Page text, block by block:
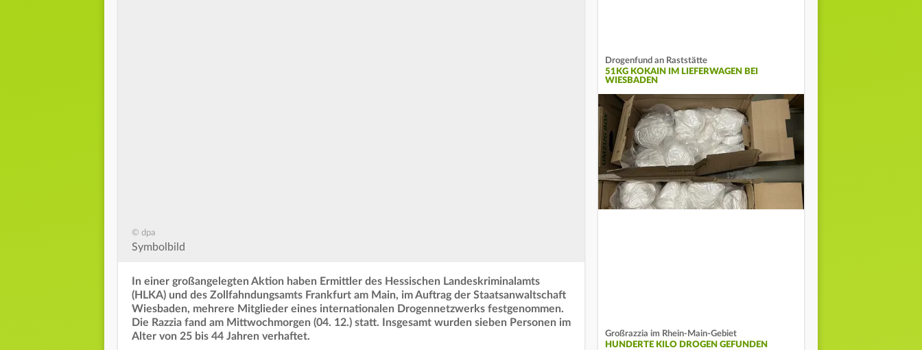
© dpa
Symbolbild
In einer großangelegten Aktion haben Ermittler des Hessischen Landeskriminalamts
(HLKA) und des Zollfahndungsamts Frankfurt am Main, im Auftrag der Staatsanwaltschaft
Wiesbaden, mehrere Mitglieder eines internationalen Drogennetzwerks festgenommen.
Die Razzia fand am Mittwochmorgen (04. 12.) statt. Insgesamt wurden sieben Personen im
Alter von 25 bis 44 Jahren verhaftet.
Drogenfund an Raststätte
51KG KOKAIN IM LIEFERWAGEN BEI
WIESBADEN
Großrazzia im Rhein-Main-Gebiet
HUNDERTE KILO DROGEN GEFUNDEN